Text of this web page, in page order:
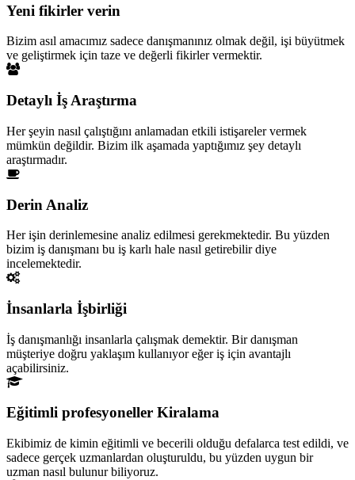
Yeni fikirler verin
Bizim asıl amacımız sadece danışmanınız olmak değil, işi büyütmek
ve geliştirmek için taze ve değerli fikirler vermektir.
Detaylı İş Araştırma
Her şeyin nasıl çalıştığını anlamadan etkili istişareler vermek
mümkün değildir. Bizim ilk aşamada yaptığımız şey detaylı
araştırmadır.
Derin Analiz
Her işin derinlemesine analiz edilmesi gerekmektedir. Bu yüzden
bizim iş danışmanı bu iş karlı hale nasıl getirebilir diye
incelemektedir.
İnsanlarla İşbirliği
İş danışmanlığı insanlarla çalışmak demektir. Bir danışman
müşteriye doğru yaklaşım kullanıyor eğer iş için avantajlı
açabilirsiniz.
Eğitimli profesyoneller Kiralama
Ekibimiz de kimin eğitimli ve becerili olduğu defalarca test edildi, ve
sadece gerçek uzmanlardan oluşturuldu, bu yüzden uygun bir
uzman nasıl bulunur biliyoruz.